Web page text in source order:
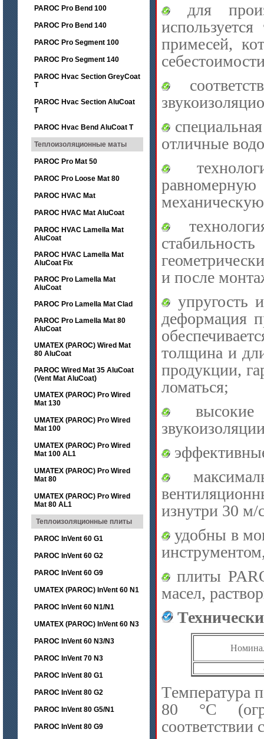
PAROC Pro Bend 100
PAROC Pro Bend 140
PAROC Pro Segment 100
PAROC Pro Segment 140
PAROC Hvac Section GreyCoat
T
PAROC Hvac Section AluCoat
T
PAROC Hvac Bend AluCoat T
Теплоизоляционные маты
PAROC Pro Mat 50
PAROC Pro Loose Mat 80
PAROC HVAC Mat
PAROC HVAC Mat AluCoat
PAROC HVAC Lamella Mat
AluCoat
PAROC HVAC Lamella Mat
AluCoat Fix
PAROC Pro Lamella Mat
AluCoat
PAROC Pro Lamella Mat Clad
PAROC Pro Lamella Mat 80
AluCoat
UMATEX (PAROC) Wired Mat
80 AluCoat
PAROC Wired Mat 35 AluCoat
(Vent Mat AluCoat)
UMATEX (PAROC) Pro Wired
Mat 130
UMATEX (PAROC) Pro Wired
Mat 100
UMATEX (PAROC) Pro Wired
Mat 100 AL1
UMATEX (PAROC) Pro Wired
Mat 80
UMATEX (PAROC) Pro Wired
Mat 80 AL1
Теплоизоляционные плиты
PAROC InVent 60 G1
PAROC InVent 60 G2
PAROC InVent 60 G9
UMATEX (PAROC) InVent 60 N1
PAROC InVent 60 N1/N1
UMATEX (PAROC) InVent 60 N3
PAROC InVent 60 N3/N3
PAROC InVent 70 N3
PAROC InVent 80 G1
PAROC InVent 80 G2
PAROC InVent 80 G5/N1
PAROC InVent 80 G9
для
используется
примесей,
отличные
и после
упругость
деформация
толщина и
продукции,
ломаться;
высокие
изнутри 30 м/
удобны в
плиты
масел,
Tемпература
80 °C
соответствии